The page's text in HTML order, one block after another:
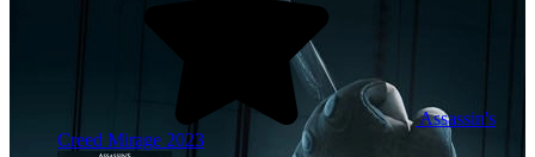
Assassin's
Creed Mirage 2023